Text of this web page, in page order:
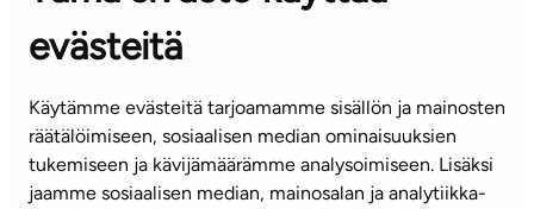
evästeitä
Käytämme evästeitä tarjoamamme sisällön ja mainosten
räätälöimiseen, sosiaalisen median ominaisuuksien
tukemiseen ja kävijämäärämme analysoimiseen. Lisäksi
jaamme sosiaalisen median, mainosalan ja analytiikka-
KUNDSERVICE
(vardagar kl. 8–16)
info@ta.fi